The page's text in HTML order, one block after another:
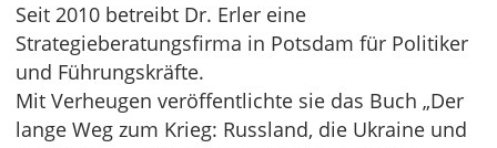
Seit 2010 betreibt Dr. Erler eine
Strategieberatungsfirma in Potsdam für Politiker
und Führungskräfte.
Mit Verheugen veröffentlichte sie das Buch „Der
lange Weg zum Krieg: Russland, die Ukraine und